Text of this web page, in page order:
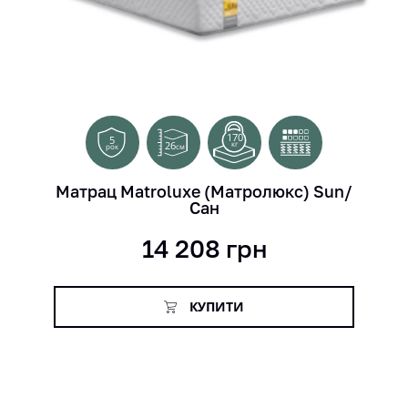
5
рок 26см
170
кг
Матрац Matroluxe (Матролюкс) Sun/
Сан
14 208 грн
КУПИТИ